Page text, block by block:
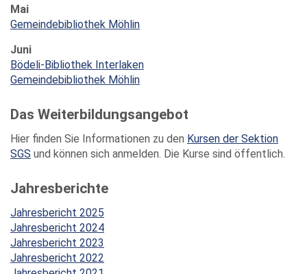
Mai
Gemeindebibliothek Möhlin
Juni
Bödeli-Bibliothek Interlaken
Gemeindebibliothek Möhlin
Das Weiterbildungsangebot
Hier finden Sie Informationen zu den Kursen der Sektion
SGS und können sich anmelden. Die Kurse sind öffentlich.
Jahresberichte
Jahresbericht 2025
Jahresbericht 2024
Jahresbericht 2023
Jahresbericht 2022